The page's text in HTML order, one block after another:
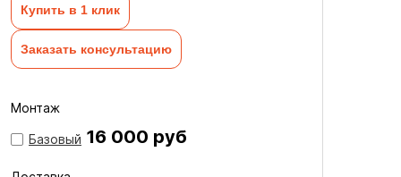
Купить в 1 клик
Заказать консультацию
Монтаж
Базовый 16 000 руб